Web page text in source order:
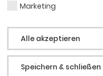
Marketing
Alle akzeptieren
Speichern & schließen